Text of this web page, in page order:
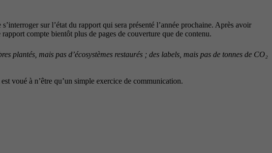
sur l’état du rapport qui sera présenté l’année prochaine. Après avoir
compte bientôt plus de pages de couverture que de contenu.
plantés, mais pas d’écosystèmes restaurés ; des labels, mais pas de tonnes de CO₂
voué à n’être qu’un simple exercice de communication.